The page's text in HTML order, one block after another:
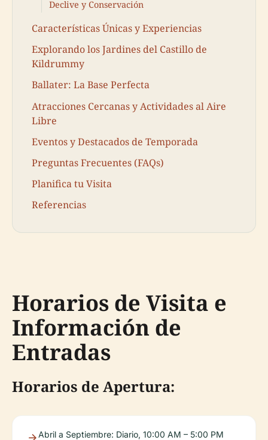
Declive y Conservación
Características Únicas y Experiencias
Explorando los Jardines del Castillo de
Kildrummy
Ballater: La Base Perfecta
Atracciones Cercanas y Actividades al Aire
Libre
Eventos y Destacados de Temporada
Preguntas Frecuentes (FAQs)
Planifica tu Visita
Referencias
Horarios de Visita e
Información de
Entradas
Horarios de Apertura:
Abril a Septiembre: Diario, 10:00 AM – 5:00 PM